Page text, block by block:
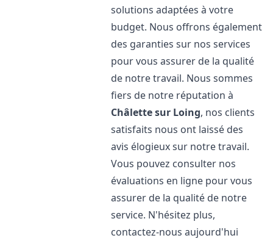
solutions adaptées à votre
budget. Nous offrons également
des garanties sur nos services
pour vous assurer de la qualité
de notre travail. Nous sommes
fiers de notre réputation à
Châlette sur Loing, nos clients
satisfaits nous ont laissé des
avis élogieux sur notre travail.
Vous pouvez consulter nos
évaluations en ligne pour vous
assurer de la qualité de notre
service. N'hésitez plus,
contactez-nous aujourd'hui